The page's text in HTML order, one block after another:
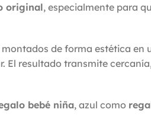
original, especialmente para
de forma estética
resultado transmite
bebé niña, azul como